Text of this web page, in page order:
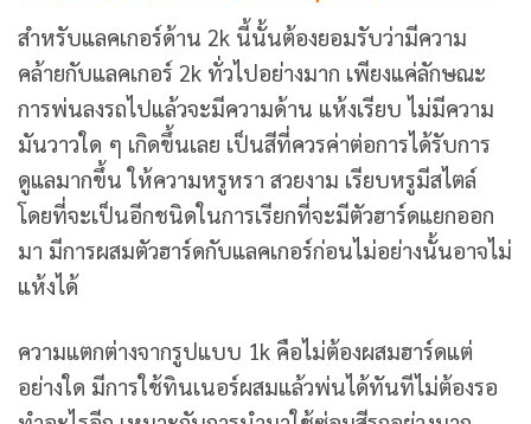
สำหรับแลคเกอร์ด้าน 2k นี้นั้นต้องยอมรับว่ามีความ
คล้ายกับแลคเกอร์ 2k ทั่วไปอย่างมาก เพียงแค่ลักษณะ
การพ่นลงรถไปแล้วจะมีความด้าน แห้งเรียบ ไม่มีความ
มันวาวใด ๆ เกิดขึ้นเลย เป็นสีที่ควรค่าต่อการได้รับการ
ดูแลมากขึ้น ให้ความหรูหรา สวยงาม เรียบหรูมีสไตล์
โดยที่จะเป็นอีกชนิดในการเรียกที่จะมีตัวฮาร์ดแยกออก
มา มีการผสมตัวฮาร์ดกับแลคเกอร์ก่อนไม่อย่างนั้นอาจไม่
แห้งได้
ความแตกต่างจากรูปแบบ 1k คือไม่ต้องผสมฮาร์ดแต่
อย่างใด มีการใช้ทินเนอร์ผสมแล้วพ่นได้ทันทีไม่ต้องรอ